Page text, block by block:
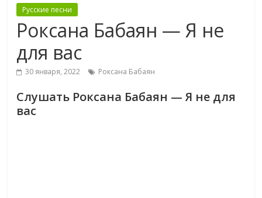
Русские песни
Роксана Бабаян — Я не
для вас
30 января, 2022 Роксана Бабаян
Слушать Роксана Бабаян — Я не для
вас